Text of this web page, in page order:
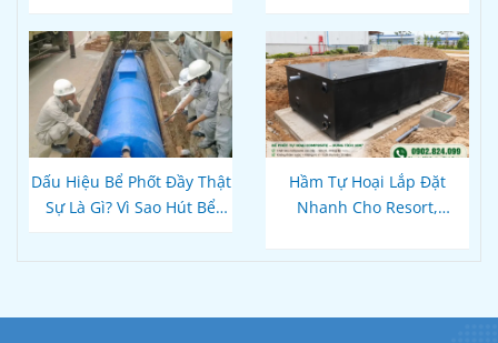
Hiện Hành Không?
Dấu Hiệu Bể Phốt Đầy Thật
Sự Là Gì? Vì Sao Hút Bể
Chậm?
Hầm Tự Hoại Lắp Đặt
Nhanh Cho Resort,
Giang: Giải Pháp